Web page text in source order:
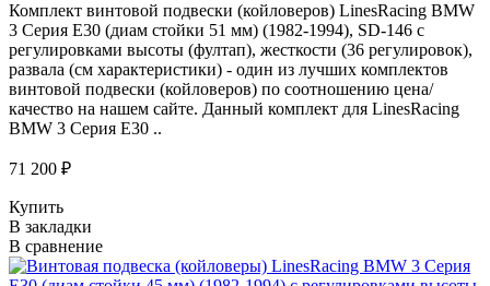
Комплект винтовой подвески (койловеров) LinesRacing BMW
3 Серия E30 (диам стойки 51 мм) (1982-1994), SD-146 с
регулировками высоты (фултап), жесткости (36 регулировок),
развала (см характеристики) - один из лучших комплектов
винтовой подвески (койловеров) по соотношению цена/
качество на нашем сайте. Данный комплект для LinesRacing
BMW 3 Серия E30 ..
71 200 ₽
Купить
В закладки
В сравнение